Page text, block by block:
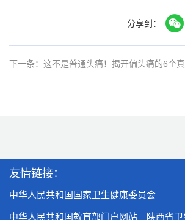
分享到：
下一条：这不是普通头痛！揭开偏头痛的6个真
友情链接：
中华人民共和国国家卫生健康委员会
中华人民共和国教育部门户网站 陕西省